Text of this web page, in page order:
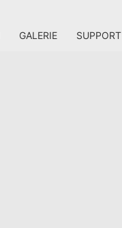
GALERIE SUPPORT